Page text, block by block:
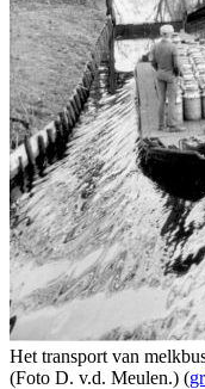
Het transport van
(Foto D. v.d. Meulen.) (